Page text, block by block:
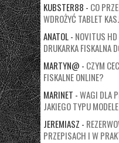
KUBSTER88 - CO
WDROŻYĆ TABLET
ANATOL- NOVITUS
DRUKARKA FISKALNA
MARTYN@ - CZYM
FISKALNE ONLINE?
MARINET -WAGI DLA
JAKIEGO TYPU
JEREMIASZ -
PRZEPISACH I W